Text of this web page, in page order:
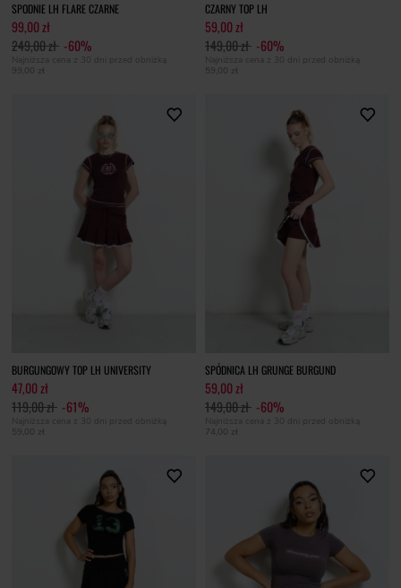
SPODNIE LH FLARE CZARNE
99,00 zł
249,00 zł -60%
Najniższa cena z 30 dni przed obniżką
99,00 zł
CZARNY TOP LH
59,00 zł
149,00 zł -60%
Najniższa cena z 30 dni przed obniżką
59,00 zł
BURGUNGOWY TOP LH UNIVERSITY
47,00 zł
119,00 zł -61%
Najniższa cena z 30 dni przed obniżką
59,00 zł
SPÓDNICA LH GRUNGE BURGUND
59,00 zł
149,00 zł -60%
Najniższa cena z 30 dni przed obniżką
74,00 zł